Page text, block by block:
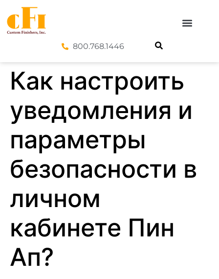
800.768.1446
Как настроить
уведомления и
параметры
безопасности в
личном
кабинете Пин
Ап?